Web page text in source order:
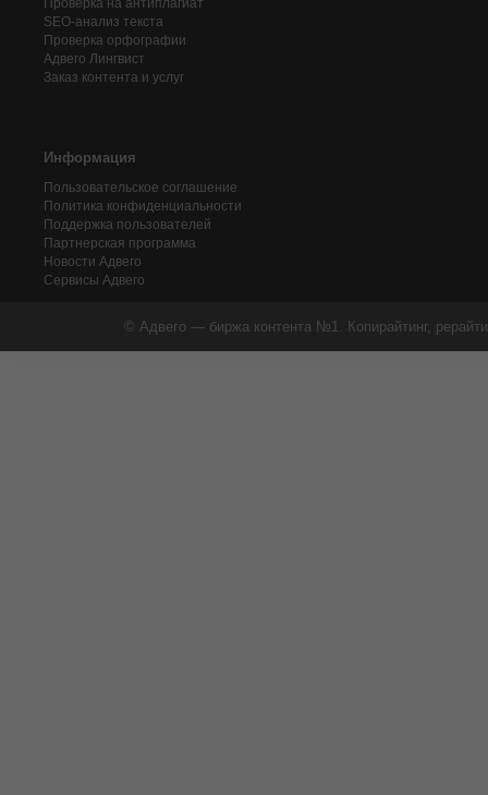
Проверка на антиплагиат
SEO-анализ текста
Проверка орфографии
Адвего Лингвист
Заказ контента и услуг
Информация
Пользовательское соглашение
Политика конфиденциальности
Поддержка пользователей
Партнерская программа
Новости Адвего
Сервисы Адвего
© Адвего — биржа контента №1. Копирайтинг,